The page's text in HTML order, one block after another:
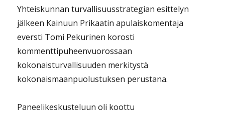
Yhteiskunnan turvallisuusstrategian esittelyn
jälkeen Kainuun Prikaatin apulaiskomentaja
eversti Tomi Pekurinen korosti
kommenttipuheenvuorossaan
kokonaisturvallisuuden merkitystä
kokonaismaanpuolustuksen perustana.
Paneelikeskusteluun oli koottu